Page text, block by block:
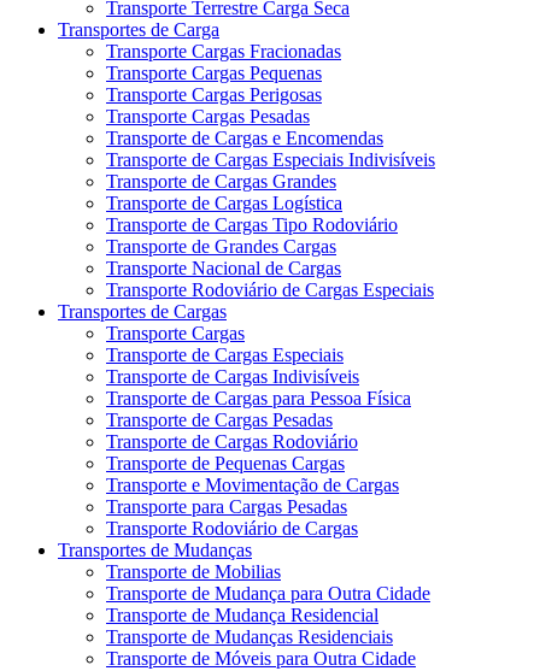
Transporte Terrestre Carga Seca
Transportes de Carga
Transporte Cargas Fracionadas
Transporte Cargas Pequenas
Transporte Cargas Perigosas
Transporte Cargas Pesadas
Transporte de Cargas e Encomendas
Transporte de Cargas Especiais Indivisíveis
Transporte de Cargas Grandes
Transporte de Cargas Logística
Transporte de Cargas Tipo Rodoviário
Transporte de Grandes Cargas
Transporte Nacional de Cargas
Transporte Rodoviário de Cargas Especiais
Transportes de Cargas
Transporte Cargas
Transporte de Cargas Especiais
Transporte de Cargas Indivisíveis
Transporte de Cargas para Pessoa Física
Transporte de Cargas Pesadas
Transporte de Cargas Rodoviário
Transporte de Pequenas Cargas
Transporte e Movimentação de Cargas
Transporte para Cargas Pesadas
Transporte Rodoviário de Cargas
Transportes de Mudanças
Transporte de Mobilias
Transporte de Mudança para Outra Cidade
Transporte de Mudança Residencial
Transporte de Mudanças Residenciais
Transporte de Móveis para Outra Cidade